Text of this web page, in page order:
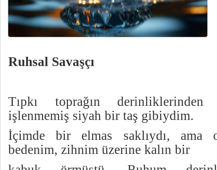
Ruhsal Savaşçı
Tıpkı toprağın derinliklerinden
işlenmemiş siyah bir taş gibiydim.
İçimde bir elmas saklıydı, ama
bedenim, zihnim üzerine kalın bir